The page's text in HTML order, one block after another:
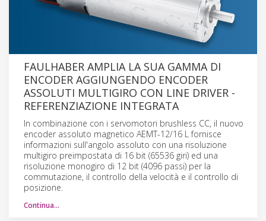
FAULHABER AMPLIA LA SUA GAMMA DI
ENCODER AGGIUNGENDO ENCODER
ASSOLUTI MULTIGIRO CON LINE DRIVER -
REFERENZIAZIONE INTEGRATA
In combinazione con i servomotori brushless CC, il nuovo
encoder assoluto magnetico AEMT-12/16 L fornisce
informazioni sull'angolo assoluto con una risoluzione
multigiro preimpostata di 16 bit (65536 giri) ed una
risoluzione monogiro di 12 bit (4096 passi) per la
commutazione, il controllo della velocità e il controllo di
posizione.
Continua…